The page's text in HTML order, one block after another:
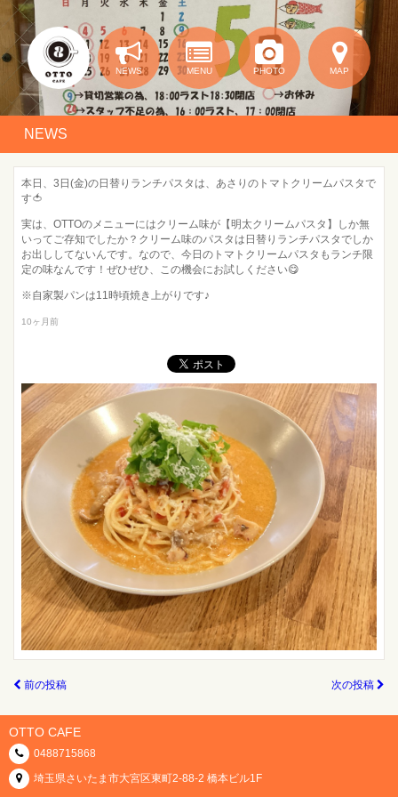
NEWS MENU PHOTO MAP
NEWS
本日、3日(金)の日替りランチパスタは、あさりのトマトクリームパスタで
す🍅
実は、OTTOのメニューにはクリーム味が【明太クリームパスタ】しか無
いってご存知でしたか？クリーム味のパスタは日替りランチパスタでしか
お出ししてないんです。なので、今日のトマトクリームパスタもランチ限
定の味なんです！ぜひぜひ、この機会にお試しください😋
※自家製パンは11時頃焼き上がりです♪
10ヶ月前
前の投稿 次の投稿
OTTO CAFE
0488715868
埼玉県さいたま市大宮区東町2-88-2 橋本ビル1F